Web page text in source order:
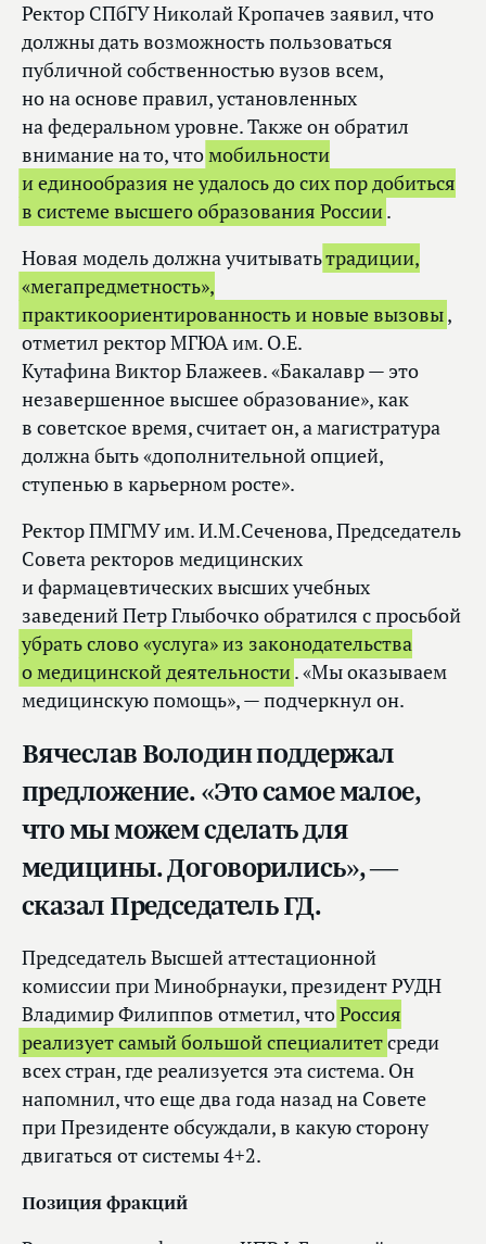
Ректор СПбГУ Николай Кропачев заявил, что
должны дать возможность пользоваться
публичной собственностью вузов всем,
но на основе правил, установленных
на федеральном уровне. Также он обратил
внимание на то, чтомобильности
и единообразия не удалось до сих пор добиться
в системе высшего образования России.
Новая модель должна учитыватьтрадиции,
«мегапредметность»,
практикоориентированность и новые вызовы,
отметил ректор МГЮА им. О.Е.
Кутафина Виктор Блажеев. «Бакалавр — это
незавершенное высшее образование», как
в советское время, считает он, а магистратура
должна быть «дополнительной опцией,
ступенью в карьерном росте».
Ректор ПМГМУ им. И.М.Сеченова, Председатель
Совета ректоров медицинских
и фармацевтических высших учебных
заведений Петр Глыбочко обратился с просьбой
убрать слово «услуга» из законодательства
о медицинской деятельности. «Мы оказываем
медицинскую помощь», — подчеркнул он.
Вячеслав Володин поддержал
предложение. «Это самое малое,
что мы можем сделать для
медицины. Договорились», —
сказал Председатель ГД.
Председатель Высшей аттестационной
комиссии при Минобрнауки, президент РУДН
Владимир Филиппов отметил, чтоРоссия
реализует самый большой специалитетсреди
всех стран, где реализуется эта система. Он
напомнил, что еще два года назад на Совете
при Президенте обсуждали, в какую сторону
двигаться от системы 4+2.
Позиция фракций